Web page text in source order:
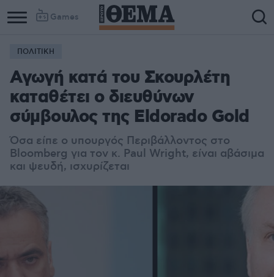
Games
ΠΟΛΙΤΙΚΗ
Αγωγή κατά του Σκουρλέτη
καταθέτει ο διευθύνων
σύμβουλος της Eldorado Gold
Όσα είπε ο υπουργός Περιβάλλοντος στο
Bloomberg για τον κ. Paul Wright, είναι αβάσιμα
και ψευδή, ισχυρίζεται